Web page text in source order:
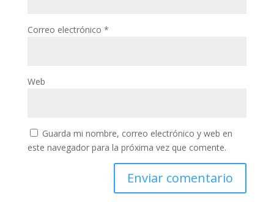
Correo electrónico *
Web
Guarda mi nombre, correo electrónico y web en
este navegador para la próxima vez que comente.